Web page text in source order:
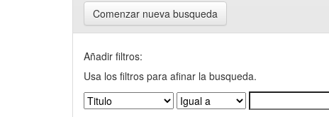
Comenzar nueva busqueda
Añadir filtros:
Usa los filtros para afinar la busqueda.